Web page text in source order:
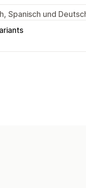
Spanisch und